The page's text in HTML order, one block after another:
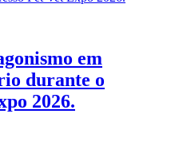
em
durante o
2026.